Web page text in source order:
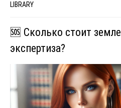
LIBRARY
🆘 Сколько стоит
экспертиза?